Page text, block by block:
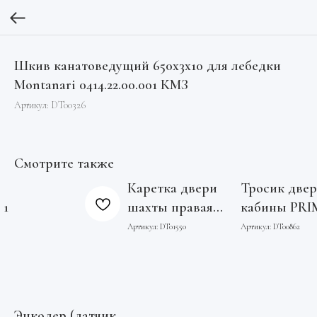
Шкив канатоведущий 650х3х10 для лебедки
Montanari 0414.22.00.001 КМЗ
Артикул: DT00326
Смотрите также
Каретка двери
шахты правая
проем 700мм
Артикул: DT01550
Тросик
кабины
2PSO
Артикул: DT00862